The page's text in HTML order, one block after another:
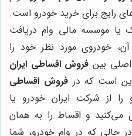
رایج برای خرید خودرو است.
یا موسسه مالی وام دریافت
خودروی مورد نظر خود را
بین فروش اقساطی ایران
است که درفروش اقساطی
را از شرکت ایران خودرو یا
می‌کنید و اقساط را به همان
حالی که در وام خودرو، شما